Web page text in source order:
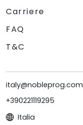
Carriere
FAQ
T&C
italy@nobleprog.com
+390221119295
Italia